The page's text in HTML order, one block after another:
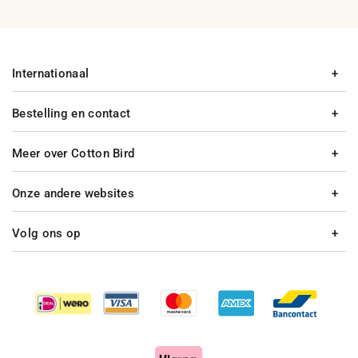
Bestelling en contact
Meer over Cotton Bird
Internationaal
Onze andere websites
Volg ons op